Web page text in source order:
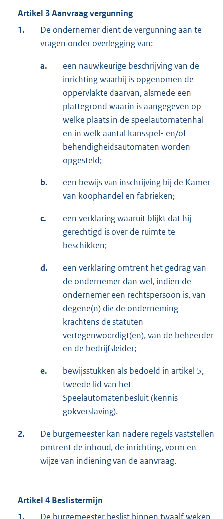
Artikel 3 Aanvraag vergunning
1.
De ondernemer dient de vergunning aan te
vragen onder overlegging van:
a.
een nauwkeurige beschrijving van de
inrichting waarbij is opgenomen de
oppervlakte daarvan, alsmede een
plattegrond waarin is aangegeven op
welke plaats in de speelautomatenhal
en in welk aantal kansspel- en/of
behendigheidsautomaten worden
opgesteld;
b.
een bewijs van inschrijving bij de Kamer
van koophandel en fabrieken;
c.
een verklaring waaruit blijkt dat hij
gerechtigd is over de ruimte te
beschikken;
d.
een verklaring omtrent het gedrag van
de ondernemer dan wel, indien de
ondernemer een rechtspersoon is, van
degene(n) die de onderneming
krachtens de statuten
vertegenwoordigt(en), van de beheerder
en de bedrijfsleider;
e.
bewijsstukken als bedoeld in artikel 5,
tweede lid van het
Speelautomatenbesluit (kennis
gokverslaving).
2.
De burgemeester kan nadere regels vaststellen
omtrent de inhoud, de inrichting, vorm en
wijze van indiening van de aanvraag.
Artikel 4 Beslistermijn
1.
De burgemeester beslist binnen twaalf weken